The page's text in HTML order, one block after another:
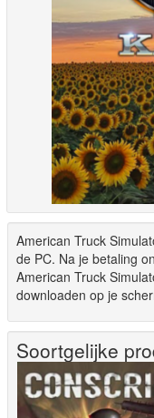
American Truck
de PC. Na je betaling
American Truck
downloaden op je
Soortgelijke